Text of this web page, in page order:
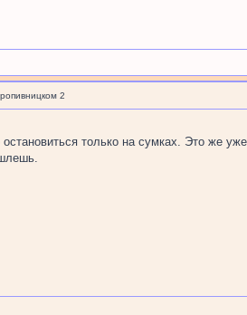
2
только на сумках. Это же